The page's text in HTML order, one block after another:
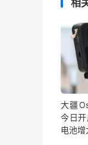
相
大疆
今日开
电池增